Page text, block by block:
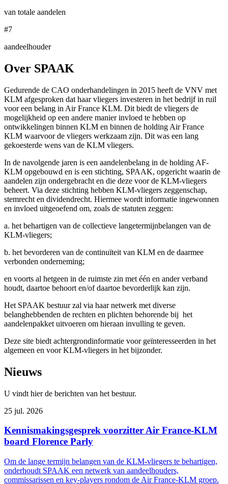
van totale aandelen
#7
aandeelhouder
Over SPAAK
Gedurende de CAO onderhandelingen in 2015 heeft de VNV met
KLM afgesproken dat haar vliegers investeren in het bedrijf in ruil
voor een belang in Air France KLM. Dit biedt de vliegers de
mogelijkheid op een andere manier invloed te hebben op
ontwikkelingen binnen KLM en binnen de holding Air France
KLM waarvoor de vliegers werkzaam zijn. Dit was een lang
gekoesterde wens van de KLM vliegers.
In de navolgende jaren is een aandelenbelang in de holding AF-
KLM opgebouwd en is een stichting, SPAAK, opgericht waarin de
aandelen zijn ondergebracht en die deze voor de KLM-vliegers
beheert. Via deze stichting hebben KLM-vliegers zeggenschap,
stemrecht en dividendrecht. Hiermee wordt informatie ingewonnen
en invloed uitgeoefend om, zoals de statuten zeggen:
a. het behartigen van de collectieve langetermijnbelangen van de
KLM-vliegers;
b. het bevorderen van de continuïteit van KLM en de daarmee
verbonden onderneming;
en voorts al hetgeen in de ruimste zin met één en ander verband
houdt, daartoe behoort en/of daartoe bevorderlijk kan zijn.
Het SPAAK bestuur zal via haar netwerk met diverse
belanghebbenden de rechten en plichten behorende bij het
aandelenpakket uitvoeren om hieraan invulling te geven.
Deze site biedt achtergrondinformatie voor geïnteresseerden in het
algemeen en voor KLM-vliegers in het bijzonder.
Nieuws
U vindt hier de berichten van het bestuur.
25 jul. 2026
Kennismakingsgesprek voorzitter Air France-KLM
board Florence Parly
Om de lange termijn belangen van de KLM-vliegers te behartigen,
onderhoudt SPAAK een netwerk van aandeelhouders,
commissarissen en key-players rondom de Air France-KLM groep.